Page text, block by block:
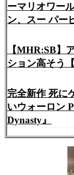
ーマリオワー
ン、スー パー
【MHR:SB】
ション高そう
完全新作 死に
いウォーロン
Dynasty』